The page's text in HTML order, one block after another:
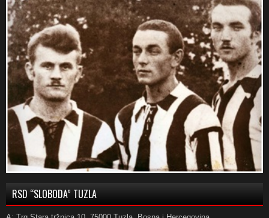
RSD “SLOBODA” TUZLA